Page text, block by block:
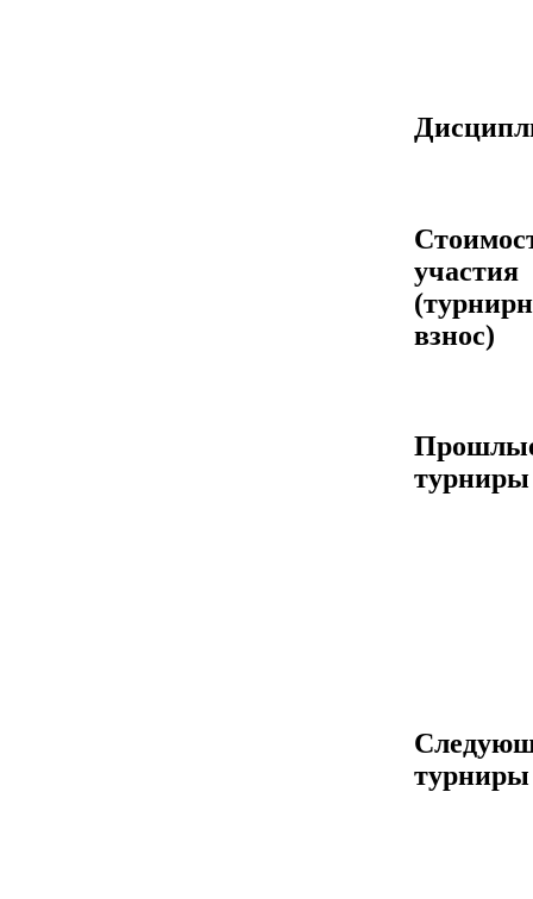
участия
взнос)
турниры
турниры